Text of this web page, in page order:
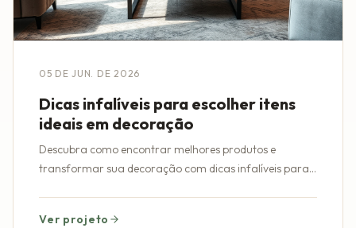
05 DE JUN. DE 2026
Dicas infalíveis para escolher itens
ideais em decoração
Descubra como encontrar melhores produtos e
transformar sua decoração com dicas infalíveis para
Ver projeto